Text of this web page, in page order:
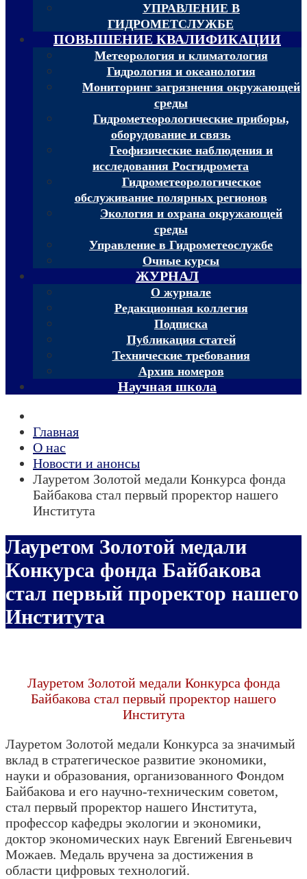
УПРАВЛЕНИЕ В
ГИДРОМЕТСЛУЖБЕ
ПОВЫШЕНИЕ КВАЛИФИКАЦИИ
Метеорология и климатология
Гидрология и океанология
Мониторинг загрязнения окружающей
среды
Гидрометеорологические приборы,
оборудование и связь
Геофизические наблюдения и
исследования Росгидромета
Гидрометеорологическое
обслуживание полярных регионов
Экология и охрана окружающей
среды
Управление в Гидрометеослужбе
Очные курсы
ЖУРНАЛ
О журнале
Редакционная коллегия
Подписка
Публикация статей
Технические требования
Архив номеров
Научная школа
Главная
О нас
Новости и анонсы
Лауретом Золотой медали Конкурса фонда
Байбакова стал первый проректор нашего
Института
Лауретом Золотой медали
Конкурса фонда Байбакова
стал первый проректор нашего
Института
Лауретом Золотой медали Конкурса фонда
Байбакова стал первый проректор нашего
Института
Лауретом Золотой медали Конкурса за значимый
вклад в стратегическое развитие экономики,
науки и образования, организованного Фондом
Байбакова и его научно-техническим советом,
стал первый проректор нашего Института,
профессор кафедры экологии и экономики,
доктор экономических наук Евгений Евгеньевич
Можаев. Медаль вручена за достижения в
области цифровых технологий.